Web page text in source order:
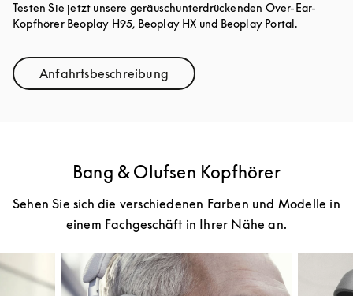
Testen Sie jetzt unsere geräuschunterdrückenden Over-Ear-
Kopfhörer Beoplay H95, Beoplay HX und Beoplay Portal.
AnfahrtsbeschreibungLink Opens in New Tab
Bang & Olufsen Kopfhörer
Sehen Sie sich die verschiedenen Farben und Modelle in
einem Fachgeschäft in Ihrer Nähe an.